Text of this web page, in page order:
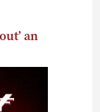
an